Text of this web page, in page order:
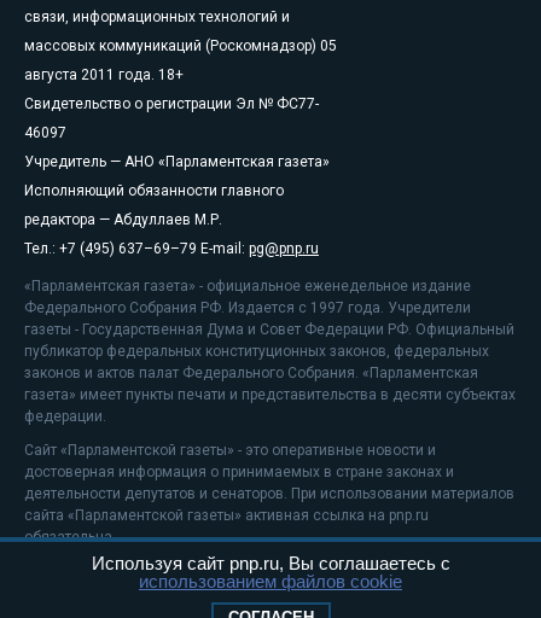
связи, информационных технологий и
массовых коммуникаций (Роскомнадзор) 05
августа 2011 года. 18+
Свидетельство о регистрации Эл № ФС77-
46097
Учредитель — АНО «Парламентская газета»
Исполняющий обязанности главного
редактора — Абдуллаев М.Р.
Тел.: +7 (495) 637–69–79 E-mail: pg@pnp.ru
«Парламентская газета» - официальное еженедельное издание
Федерального Собрания РФ. Издается с 1997 года. Учредители
газеты - Государственная Дума и Совет Федерации РФ. Официальный
публикатор федеральных конституционных законов, федеральных
законов и актов палат Федерального Собрания. «Парламентская
газета» имеет пункты печати и представительства в десяти субъектах
федерации.
Сайт «Парламентской газеты» - это оперативные новости и
достоверная информация о принимаемых в стране законах и
деятельности депутатов и сенаторов. При использовании материалов
сайта «Парламентской газеты» активная ссылка на pnp.ru
обязательна.
На информационном ресурсе применяютсярекомендательные
Используя сайт pnp.ru, Вы соглашаетесь с
использованием файлов cookie